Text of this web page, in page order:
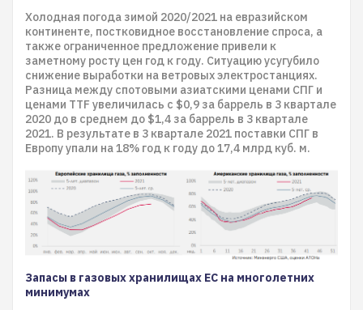
Холодная погода зимой 2020/2021 на евразийском
континенте, постковидное восстановление спроса, а
также ограниченное предложение привели к
заметному росту цен год к году. Ситуацию усугубило
снижение выработки на ветровых электростанциях.
Разница между спотовыми азиатскими ценами СПГ и
ценами TTF увеличилась с $0,9 за баррель в 3 квартале
2020 до в среднем до $1,4 за баррель в 3 квартале
2021. В результате в 3 квартале 2021 поставки СПГ в
Европу упали на 18% год к году до 17,4 млрд куб. м.
Запасы в газовых хранилищах ЕС на многолетних
минимумах